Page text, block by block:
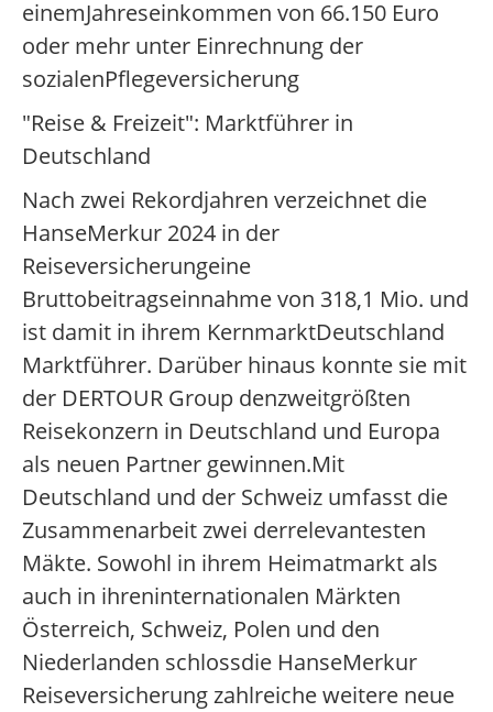
einemJahreseinkommen von 66.150 Euro
oder mehr unter Einrechnung der
sozialenPflegeversicherung
"Reise & Freizeit": Marktführer in
Deutschland
Nach zwei Rekordjahren verzeichnet die
HanseMerkur 2024 in der
Reiseversicherungeine
Bruttobeitragseinnahme von 318,1 Mio. und
ist damit in ihrem KernmarktDeutschland
Marktführer. Darüber hinaus konnte sie mit
der DERTOUR Group denzweitgrößten
Reisekonzern in Deutschland und Europa
als neuen Partner gewinnen.Mit
Deutschland und der Schweiz umfasst die
Zusammenarbeit zwei derrelevantesten
Mäkte. Sowohl in ihrem Heimatmarkt als
auch in ihreninternationalen Märkten
Österreich, Schweiz, Polen und den
Niederlanden schlossdie HanseMerkur
Reiseversicherung zahlreiche weitere neue